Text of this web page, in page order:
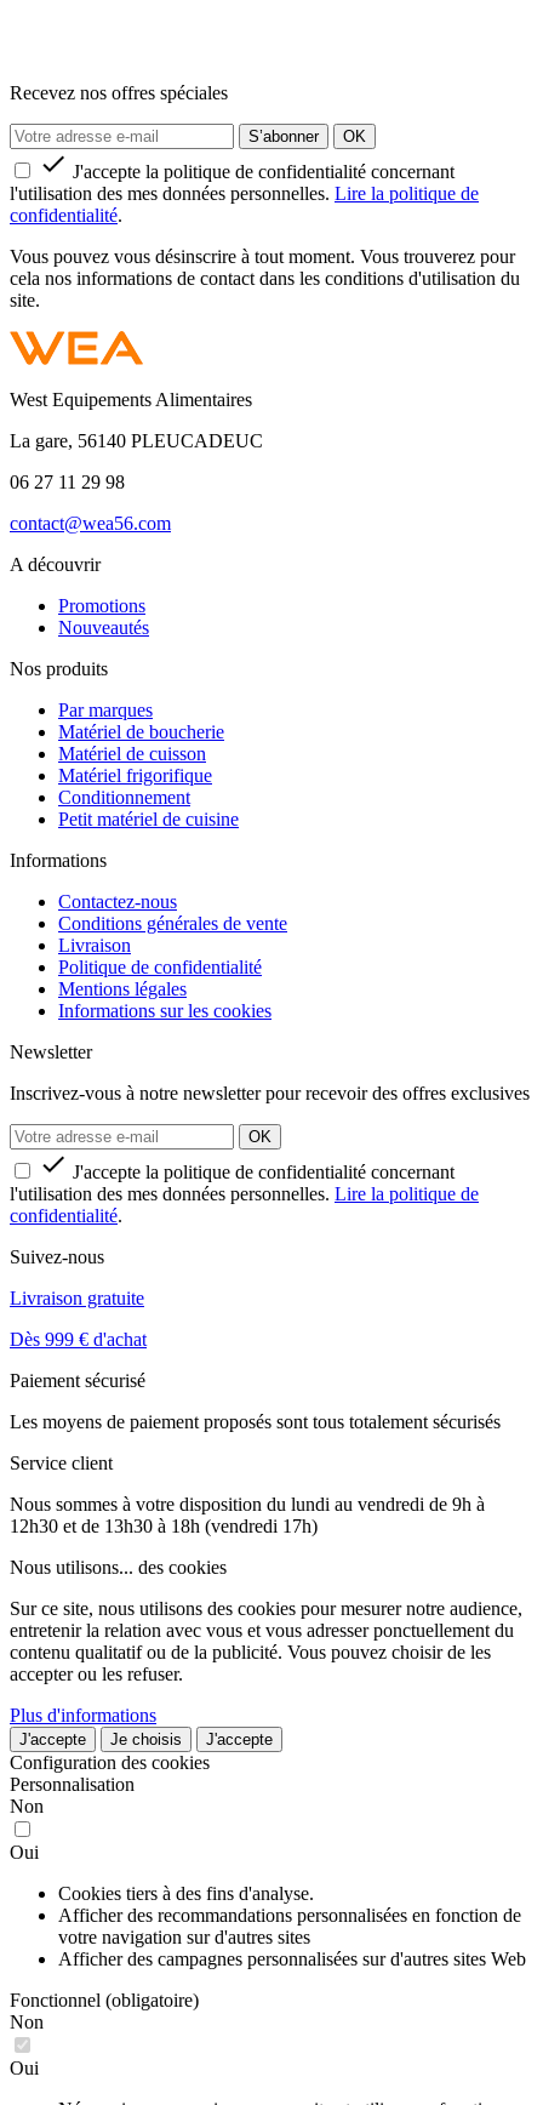
Recevez nos offres spéciales
 J'accepte la politique de confidentialité concernant
l'utilisation des mes données personnelles. Lire la politique de
confidentialité.
Vous pouvez vous désinscrire à tout moment. Vous trouverez pour
cela nos informations de contact dans les conditions d'utilisation du
site.
West Equipements Alimentaires
La gare, 56140 PLEUCADEUC
06 27 11 29 98
contact@wea56.com
A découvrir
Promotions
Nouveautés
Nos produits
Par marques
Matériel de boucherie
Matériel de cuisson
Matériel frigorifique
Conditionnement
Petit matériel de cuisine
Informations
Contactez-nous
Conditions générales de vente
Livraison
Politique de confidentialité
Mentions légales
Informations sur les cookies
Newsletter
Inscrivez-vous à notre newsletter pour recevoir des offres exclusives
 J'accepte la politique de confidentialité concernant
l'utilisation des mes données personnelles. Lire la politique de
confidentialité.
Suivez-nous
Livraison gratuite
Dès 999 € d'achat
Paiement sécurisé
Les moyens de paiement proposés sont tous totalement sécurisés
Service client
Nous sommes à votre disposition du lundi au vendredi de 9h à
12h30 et de 13h30 à 18h (vendredi 17h)
Nous utilisons... des cookies
Sur ce site, nous utilisons des cookies pour mesurer notre audience,
entretenir la relation avec vous et vous adresser ponctuellement du
contenu qualitatif ou de la publicité. Vous pouvez choisir de les
accepter ou les refuser.
Plus d'informations
J'accepte Je choisis J'accepte
Configuration des cookies
Personnalisation
Non
Oui
Cookies tiers à des fins d'analyse.
Afficher des recommandations personnalisées en fonction de
votre navigation sur d'autres sites
Afficher des campagnes personnalisées sur d'autres sites Web
Fonctionnel (obligatoire)
Non
Oui